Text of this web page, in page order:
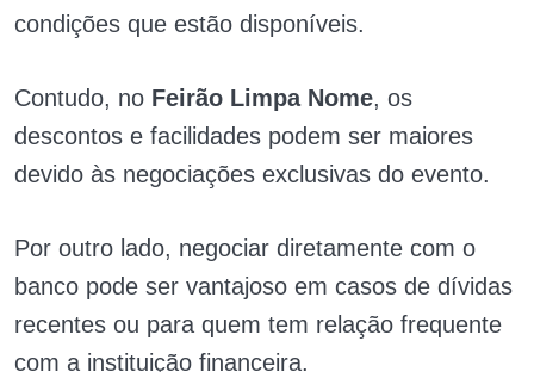
condições que estão disponíveis.
Contudo, no Feirão Limpa Nome, os
descontos e facilidades podem ser maiores
devido às negociações exclusivas do evento.
Por outro lado, negociar diretamente com o
banco pode ser vantajoso em casos de dívidas
recentes ou para quem tem relação frequente
com a instituição financeira.